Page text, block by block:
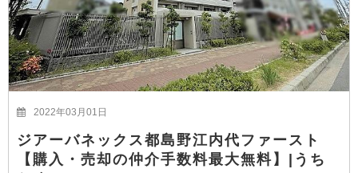
2022年03月01日
ジアーバネックス都島野江内代ファースト
【購入・売却の仲介手数料最大無料】|うち